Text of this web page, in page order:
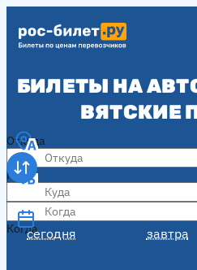
БИЛЕТЫ НА
ВЯТСКИЕ
Откуда
Куда
Когда
сегодня завтра
Когда